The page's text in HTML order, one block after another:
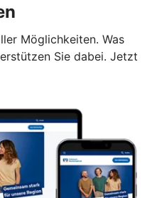
Möglichkeiten. Was
Sie dabei. Jetzt